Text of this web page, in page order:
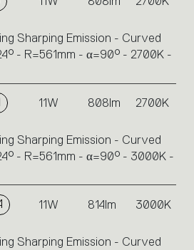
Sharping Emission - Curved
- R=561mm - α=90° - 2700K -
11W 808lm 2700K
Sharping Emission - Curved
- R=561mm - α=90° - 3000K -
11W 814lm 3000K
Sharping Emission - Curved